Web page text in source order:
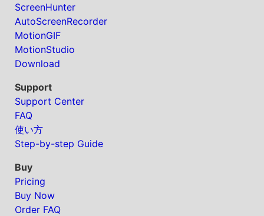
ScreenHunter
AutoScreenRecorder
MotionGIF
MotionStudio
Download
Support
Support Center
FAQ
使い方
Step-by-step Guide
Buy
Pricing
Buy Now
Order FAQ